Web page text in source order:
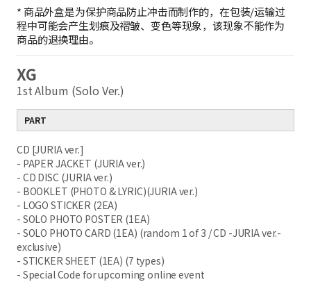
* 商品外盒是为保护商品防止冲击而制作的，在包装/运输过
程中可能会产生划痕及褶皱、变色等现象，该现象不能作为
商品的退换理由。
XG
1st Album (Solo Ver.)
PART
CD [JURIA ver.]
- PAPER JACKET (JURIA ver.)
- CD DISC (JURIA ver.)
- BOOKLET (PHOTO & LYRIC)(JURIA ver.)
- LOGO STICKER (2EA)
- SOLO PHOTO POSTER (1EA)
- SOLO PHOTO CARD (1EA) (random 1 of 3 / CD -JURIA ver.-
exclusive)
- STICKER SHEET (1EA) (7 types)
- Special Code for upcoming online event